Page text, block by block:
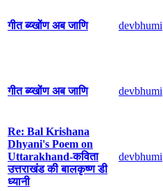
गीत ब्य्खोंण अब जाणि devbhumi
गीत ब्य्खोंण अब जाणि devbhumi
Re: Bal Krishana
Dhyani's Poem on
Uttarakhand-कविता
उत्तराखंड की बालकृष्ण डी
ध्यानी
devbhumi